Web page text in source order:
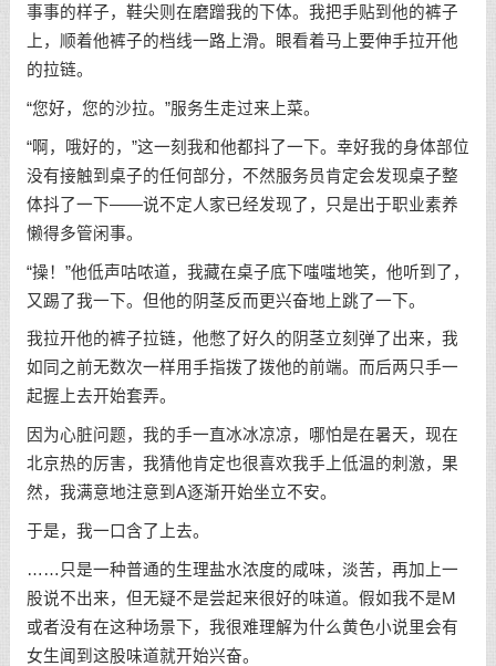
事事的样子，鞋尖则在磨蹭我的下体。我把手贴到他的裤子
上，顺着他裤子的档线一路上滑。眼看着马上要伸手拉开他
的拉链。
“您好，您的沙拉。”服务生走过来上菜。
“啊，哦好的，”这一刻我和他都抖了一下。幸好我的身体部位
没有接触到桌子的任何部分，不然服务员肯定会发现桌子整
体抖了一下——说不定人家已经发现了，只是出于职业素养
懒得多管闲事。
“操！”他低声咕哝道，我藏在桌子底下嗤嗤地笑，他听到了，
又踢了我一下。但他的阴茎反而更兴奋地上跳了一下。
我拉开他的裤子拉链，他憋了好久的阴茎立刻弹了出来，我
如同之前无数次一样用手指拨了拨他的前端。而后两只手一
起握上去开始套弄。
因为心脏问题，我的手一直冰冰凉凉，哪怕是在暑天，现在
北京热的厉害，我猜他肯定也很喜欢我手上低温的刺激，果
然，我满意地注意到A逐渐开始坐立不安。
于是，我一口含了上去。
……只是一种普通的生理盐水浓度的咸味，淡苦，再加上一
股说不出来，但无疑不是尝起来很好的味道。假如我不是M
或者没有在这种场景下，我很难理解为什么黄色小说里会有
女生闻到这股味道就开始兴奋。